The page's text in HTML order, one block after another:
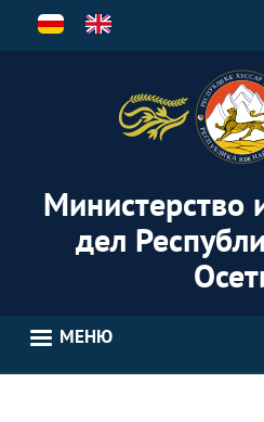
Перейти
Министерство
дел
МЕНЮ